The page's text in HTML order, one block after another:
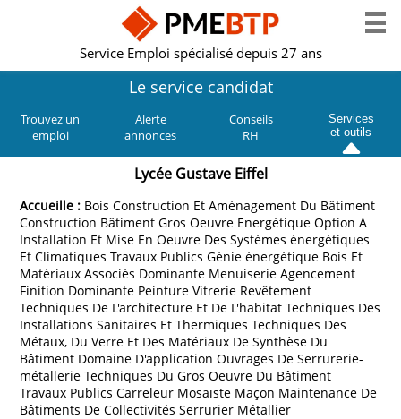
Service Emploi spécialisé depuis 27 ans
Le service candidat
Trouvez un
emploi
Alerte
annonces
Conseils
RH
Services
et outils
Lycée Gustave Eiffel
Accueille : Bois Construction Et Aménagement Du Bâtiment
Construction Bâtiment Gros Oeuvre Energétique Option A
Installation Et Mise En Oeuvre Des Systèmes énergétiques
Et Climatiques Travaux Publics Génie énergétique Bois Et
Matériaux Associés Dominante Menuiserie Agencement
Finition Dominante Peinture Vitrerie Revêtement
Techniques De L'architecture Et De L'habitat Techniques Des
Installations Sanitaires Et Thermiques Techniques Des
Métaux, Du Verre Et Des Matériaux De Synthèse Du
Bâtiment Domaine D'application Ouvrages De Serrurerie-
métallerie Techniques Du Gros Oeuvre Du Bâtiment
Travaux Publics Carreleur Mosaïste Maçon Maintenance De
Bâtiments De Collectivités Serrurier Métallier